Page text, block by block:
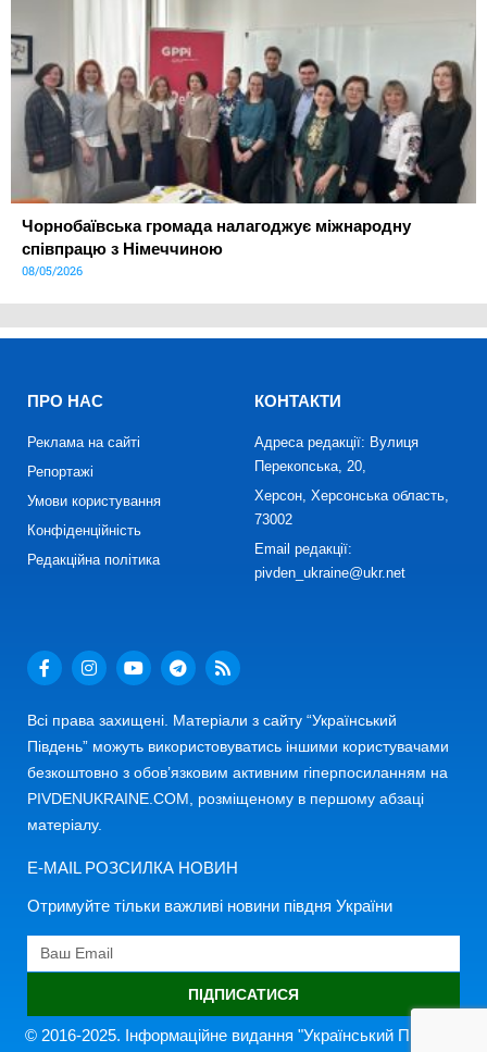
Чорнобаївська громада налагоджує міжнародну
співпрацю з Німеччиною
08/05/2026
ПРО НАС
Реклама на сайті
Репортажі
Умови користування
Конфіденційність
Редакційна політика
КОНТАКТИ
Адреса редакції: Вулиця
Перекопська, 20,
Херсон, Херсонська область,
73002
Email редакції:
pivden_ukraine@ukr.net
Всі права захищені. Матеріали з сайту “Український
Південь” можуть використовуватись іншими користувачами
безкоштовно з обов’язковим активним гіперпосиланням на
PIVDENUKRAINE.COM, розміщеному в першому абзаці
матеріалу.
E-MAIL РОЗСИЛКА НОВИН
Отримуйте тільки важливі новини півдня України
ПІДПИСАТИСЯ
© 2016-2025. Інформаційне видання "Український Південь"